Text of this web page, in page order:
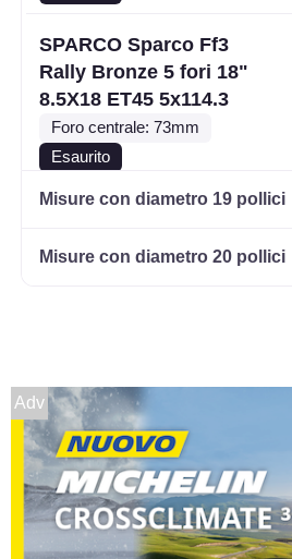
SPARCO Sparco Ff3
Rally Bronze 5 fori 18"
8.5X18 ET45 5x114.3
Foro centrale: 73mm
Esaurito
SPARCO Sparco Ff3
9.5X18 ET38 5x114.3
Matt Black 5 fori 18"
8X18 ET35 5x100
Foro centrale: 63.4mm
Disponibile
SPARCO Sparco Ff3
Misure con diametro 19 pollici
Misure con diametro 20 pollici
Adv